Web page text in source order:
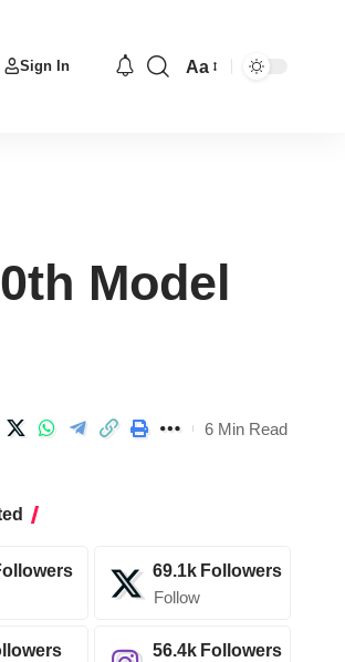
Sign In Aa
Model
6 Min Read
69.1k Followers
Follow
56.4k Followers